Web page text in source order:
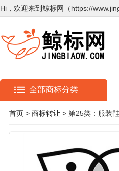
Hi，欢迎来到鲸标网（https://
全部商标分类
首页 > 商标转让 > 第25类：服装